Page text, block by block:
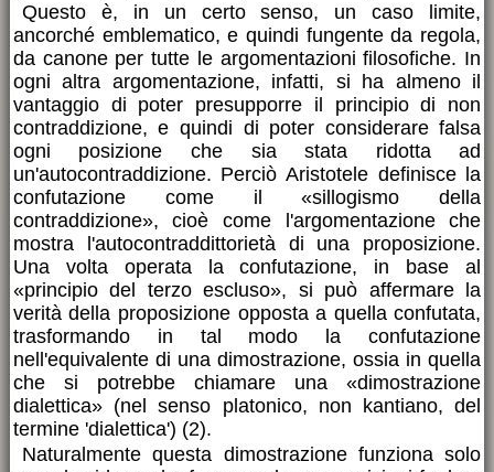
Questo è, in un certo senso, un caso limite,
ancorché emblematico, e quindi fungente da regola,
da canone per tutte le argomentazioni filosofiche. In
ogni altra argomentazione, infatti, si ha almeno il
vantaggio di poter presupporre il principio di non
contraddizione, e quindi di poter considerare falsa
ogni posizione che sia stata ridotta ad
un'autocontraddizione. Perciò Aristotele definisce la
confutazione come il «sillogismo della
contraddizione», cioè come l'argomentazione che
mostra l'autocontraddittorietà di una proposizione.
Una volta operata la confutazione, in base al
«principio del terzo escluso», si può affermare la
verità della proposizione opposta a quella confutata,
trasformando in tal modo la confutazione
nell'equivalente di una dimostrazione, ossia in quella
che si potrebbe chiamare una «dimostrazione
dialettica» (nel senso platonico, non kantiano, del
termine 'dialettica') (2).
Naturalmente questa dimostrazione funziona solo